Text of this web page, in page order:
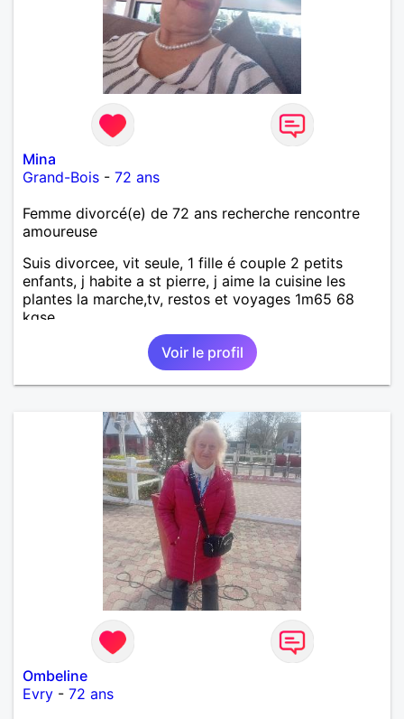
Mina
Grand-Bois - 72 ans
Femme divorcé(e) de 72 ans recherche rencontre
amoureuse
Suis divorcee, vit seule, 1 fille é couple 2 petits
enfants, j habite a st pierre, j aime la cuisine les
plantes la marche,tv, restos et voyages 1m65 68
kgse
Voir le profil
Ombeline
Evry - 72 ans